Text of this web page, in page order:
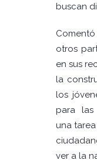
buscan
otros
en sus
la
los
para las
una
ver a la